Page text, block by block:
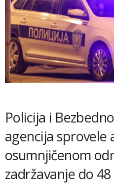
Policija i
agencija sprovele
osumnjičenom
zadržavanje do 48